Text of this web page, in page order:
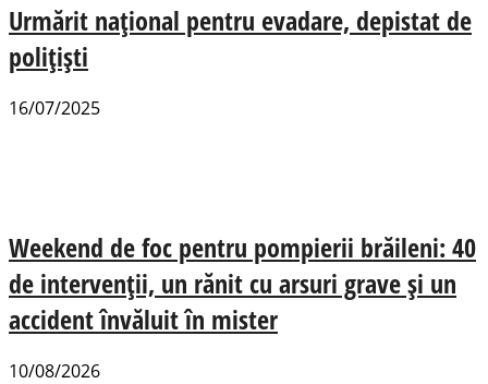
Urmărit național pentru evadare, depistat de
polițiști
16/07/2025
Weekend de foc pentru pompierii brăileni: 40
de intervenții, un rănit cu arsuri grave și un
accident învăluit în mister
10/08/2026